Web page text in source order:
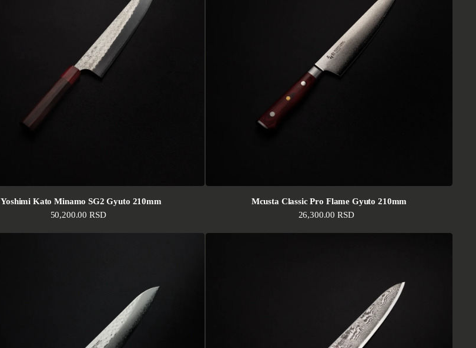
Yoshimi Kato Minamo SG2 Gyuto 210mm
Standardna cena
50,200.00 RSD
Mcusta Classic Pro Flame Gyuto 210mm
Standardna cena
26,300.00 RSD